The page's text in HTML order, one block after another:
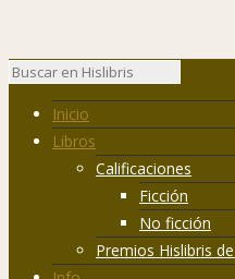
Inicio
Libros
Calificaciones
Ficción
No ficción
Premios Hislibris